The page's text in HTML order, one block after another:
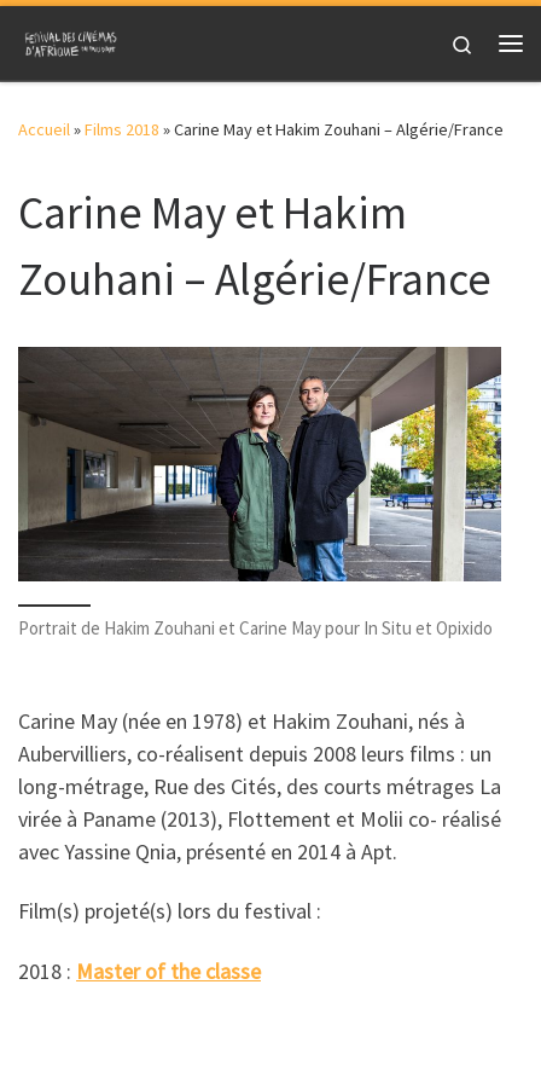
Skip to content
Search
Accueil»Films 2018 »Carine May et Hakim Zouhani – Algérie/France
Carine May et Hakim
Zouhani – Algérie/France
Portrait de Hakim Zouhani et Carine May pour In Situ et Opixido
Carine May (née en 1978) et Hakim Zouhani, nés à
Aubervilliers, co-réalisent depuis 2008 leurs films : un
long-métrage, Rue des Cités, des courts métrages La
virée à Paname (2013), Flottement et Molii co- réalisé
avec Yassine Qnia, présenté en 2014 à Apt.
Film(s) projeté(s) lors du festival :
2018 : Master of the classe